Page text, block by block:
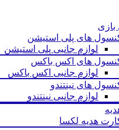
های پلی استیشن
لوازم جانبی پلی استیشن
های اکس باکس
لوازم جانبی اکس باکس
های نینتندو
لوازم جانبی نینتندو
هدیه لکسا